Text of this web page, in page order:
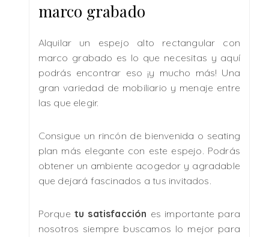
marco grabado
Alquilar un espejo alto rectangular con
marco grabado es lo que necesitas y aquí
podrás encontrar eso ¡y mucho más! Una
gran variedad de mobiliario y menaje entre
las que elegir.
Consigue un rincón de bienvenida o seating
plan más elegante con este espejo. Podrás
obtener un ambiente acogedor y agradable
que dejará fascinados a tus invitados.
Porque tu satisfacción es importante para
nosotros siempre buscamos lo mejor para